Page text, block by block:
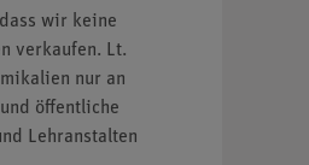
wir keine
verkaufen. Lt.
nur an
öffentliche
Lehranstalten